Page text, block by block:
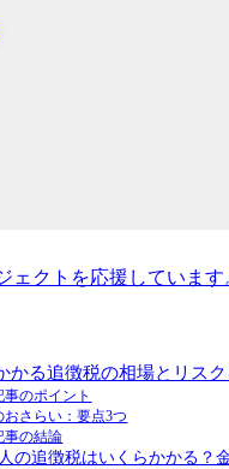
クトを応援しています
かる追徴税の相場とリス
事のポイント
おさらい：要点3つ
事の結論
の追徴税はいくらかかる？